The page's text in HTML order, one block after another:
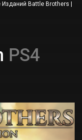
Изданий Battle Brothers
PS4